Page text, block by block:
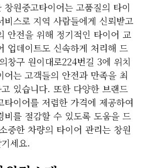
창원중고타이어는 고품질의 타이
비스로 지역 사람들에게 신뢰받고
안전을 위해 정기적인 타이어 교
업데이트도 신속하게 처리해 드
창구 원이대로224번길 3에 위치
어는 고객들의 안전과 만족을 최
있습니다. 또한 다양한 브랜드
타이어를 저렴한 가격에 제공하여
비를 절감할 수 있도록 도움을 드
중한 차량의 타이어 관리는 창원
세요.